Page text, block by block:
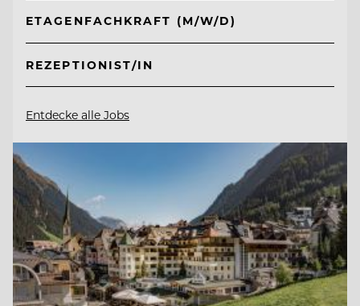
ETAGENFACHKRAFT (M/W/D)
REZEPTIONIST/IN
Entdecke alle Jobs